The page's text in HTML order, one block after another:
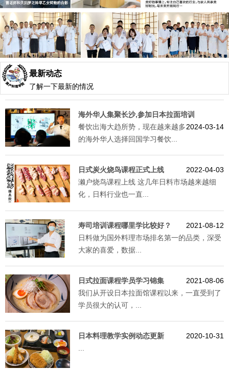
最新动态
了解一下最新的情况
海外华人集聚长沙,参加日本拉面培训
2024-03-14
餐饮出海大趋所势，现在越来越多
的海外华人选择回国学习餐饮...
日式炭火烧鸟课程正式上线
2022-04-03
濑户烧鸟课程上线 这几年日料市场越来越细
化，日料行业也一直...
寿司培训课程哪里学比较好？
2021-08-12
日料做为国外料理市场排名第一的品类，深受
大家的喜爱，数据...
日式拉面课程学员学习锦集
2021-08-06
我们从开设日本拉面馆课程以来，一直受到了
学员很大的认可，...
日本料理教学实例动态更新
2020-10-31